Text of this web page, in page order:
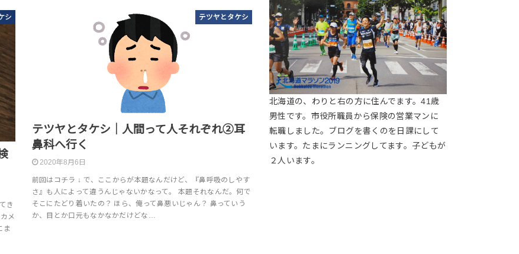
シ
き
メ
ま
テツヤとタケシ
テツヤとタケシ｜人間って人それぞれ②耳
鼻科へ行く
2020年8月6日
前回はコチラ ↓ で、ここからが本題なんだけど、『鼻呼吸のしやす
さ』も人によって違うんじゃないかなって。 本題それなんだ。何で
そこにたどり着いたの？ ほら、俺って鼻悪いじゃん？ 鼻っていう
か、目とか口元もなかなかだけどな…
北海道の、わりと右の方に住んでます。41歳
男性です。市役所職員から保険の営業マンに
転職しました。ブログを書くのを日課にして
います。たまにランニングしてます。子どもが
２人います。